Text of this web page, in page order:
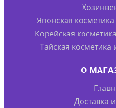
Японская
Корейская
Тайская
О
Доставка